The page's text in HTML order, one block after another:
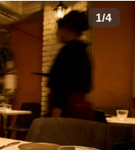
では、スタッフ
きした魚を仕入
取り扱い、既製品
います。
で高品質な料理を
います。
1/4